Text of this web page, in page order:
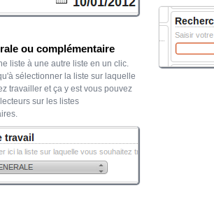
ou complémentaire
liste à une autre liste en un clic.
sélectionner la liste sur laquelle
travailler et ça y est vous pouvez
sur les listes